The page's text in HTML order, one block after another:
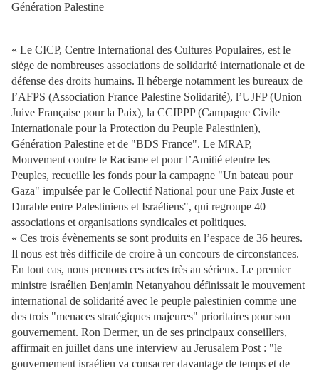
Génération Palestine
« Le CICP, Centre International des Cultures Populaires, est le
siège de nombreuses associations de solidarité internationale et de
défense des droits humains. Il héberge notamment les bureaux de
l’AFPS (Association France Palestine Solidarité), l’UJFP (Union
Juive Française pour la Paix), la CCIPPP (Campagne Civile
Internationale pour la Protection du Peuple Palestinien),
Génération Palestine et de "BDS France". Le MRAP,
Mouvement contre le Racisme et pour l’Amitié etentre les
Peuples, recueille les fonds pour la campagne "Un bateau pour
Gaza" impulsée par le Collectif National pour une Paix Juste et
Durable entre Palestiniens et Israéliens", qui regroupe 40
associations et organisations syndicales et politiques.
« Ces trois évènements se sont produits en l’espace de 36 heures.
Il nous est très difficile de croire à un concours de circonstances.
En tout cas, nous prenons ces actes très au sérieux. Le premier
ministre israélien Benjamin Netanyahou définissait le mouvement
international de solidarité avec le peuple palestinien comme une
des trois "menaces stratégiques majeures" prioritaires pour son
gouvernement. Ron Dermer, un de ses principaux conseillers,
affirmait en juillet dans une interview au Jerusalem Post : "le
gouvernement israélien va consacrer davantage de temps et de